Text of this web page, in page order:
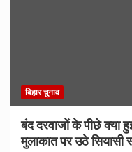
बिहार चुनाव
बंद दरवाजों के पीछे क्या
मुलाकात पर उठे सियासी